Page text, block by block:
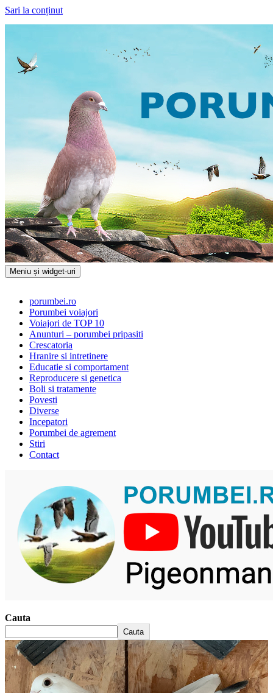
Sari la conținut
Porumbei.ro
Enciclopedia porumbelului
Meniu și widget-uri
porumbei.ro
Porumbei voiajori
Voiajori de TOP 10
Anunturi – porumbei pripasiti
Crescatoria
Hranire si intretinere
Educatie si comportament
Reproducere si genetica
Boli si tratamente
Povesti
Diverse
Incepatori
Porumbei de agrement
Stiri
Contact
Cauta
Cauta